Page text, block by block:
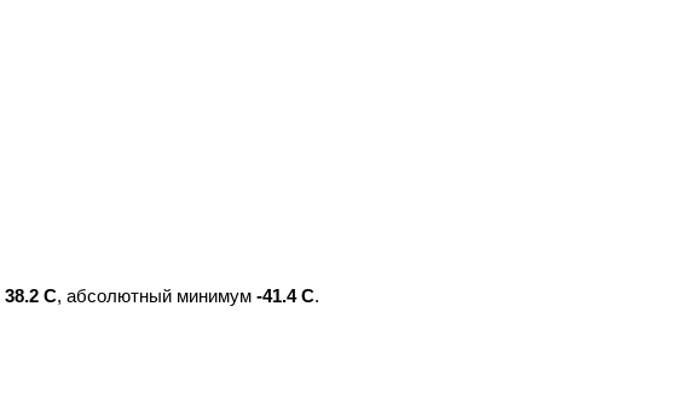
38.2 С, абсолютный минимум -41.4 С.